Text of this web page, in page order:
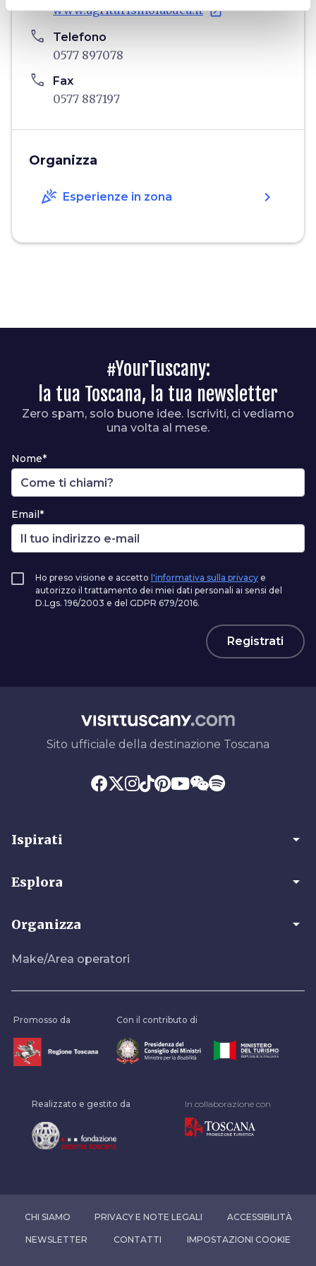
www.agriturismolabuca.it open_in_new
phone Telefono
0577 897078
phone Fax
0577 887197
Organizza
celebration Esperienze in zona chevron_right
#YourTuscany:
la tua Toscana, la tua newsletter
Zero spam, solo buone idee. Iscriviti, ci vediamo
una volta al mese.
Nome*
Email*
Ho preso visione e accetto l'informativa sulla privacy e
autorizzo il trattamento dei miei dati personali ai sensi del
D.Lgs. 196/2003 e del GDPR 679/2016.
Registrati
Sito ufficiale della destinazione Toscana
Ispirati arrow_drop_down
Esplora arrow_drop_down
Organizza arrow_drop_down
Make/Area operatori
Promosso da Con il contributo di
Realizzato e gestito da In collaborazione con
CHI SIAMO PRIVACY E NOTE LEGALI ACCESSIBILITÀ
NEWSLETTER CONTATTI IMPOSTAZIONI COOKIE